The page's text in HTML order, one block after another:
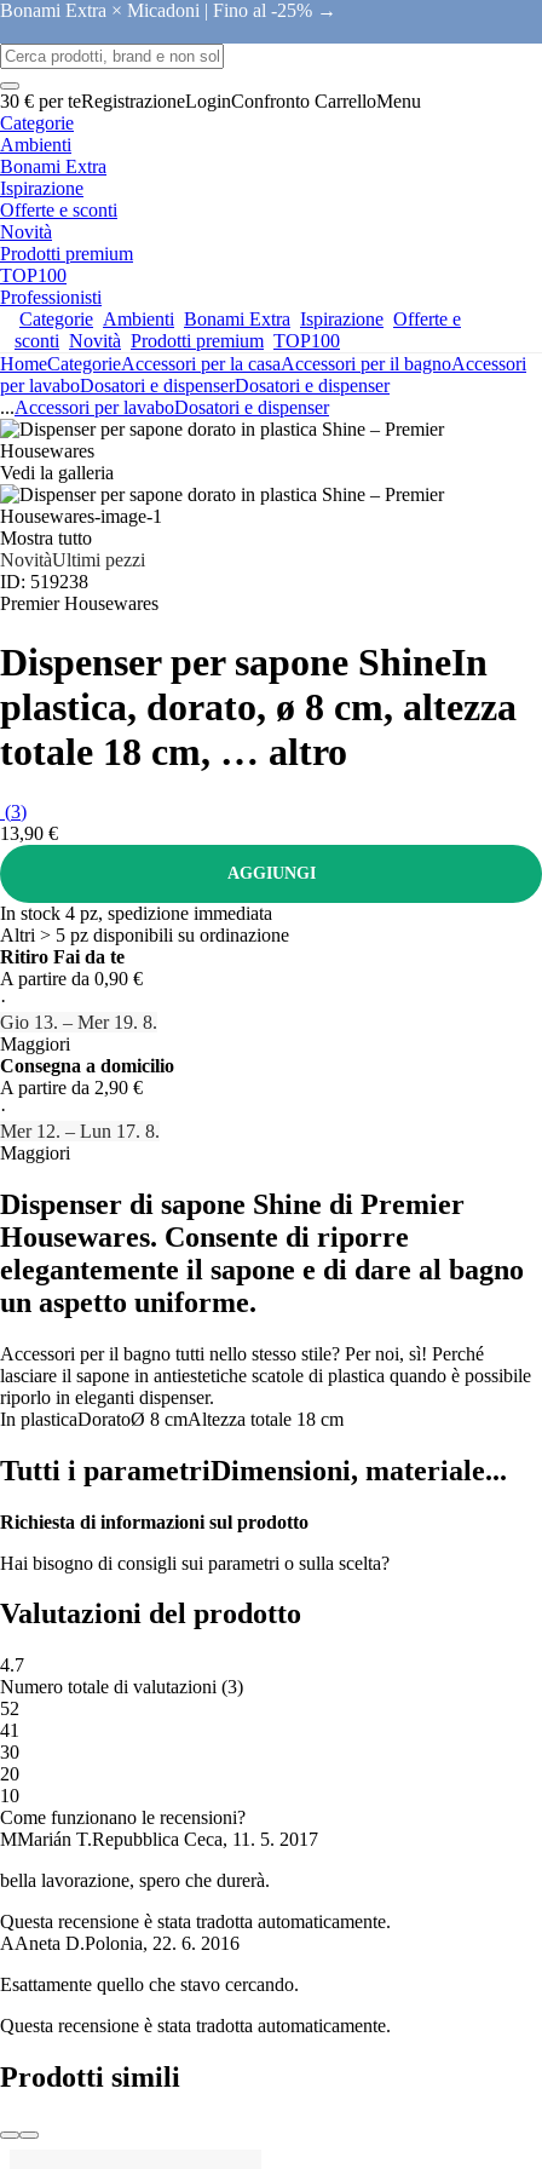
Bonami Extra × Micadoni | Fino al -25% →
30 € per teRegistrazioneLoginConfronto CarrelloMenu
Categorie
Ambienti
Bonami Extra
Ispirazione
Offerte e sconti
Novità
Prodotti premium
TOP100
Professionisti
Categorie Ambienti Bonami Extra Ispirazione Offerte e
sconti Novità Prodotti premium TOP100
HomeCategorieAccessori per la casaAccessori per il bagnoAccessori
per lavaboDosatori e dispenserDosatori e dispenser
...Accessori per lavaboDosatori e dispenser
Vedi la galleria
Mostra tutto
NovitàUltimi pezzi
ID: 519238
Premier Housewares
Dispenser per sapone ShineIn
plastica, dorato, ø 8 cm, altezza
totale 18 cm, … altro
(3)
13,90 €
AGGIUNGI
In stock 4 pz, spedizione immediata
Altri > 5 pz disponibili su ordinazione
Ritiro Fai da te
A partire da 0,90 €
·
Gio 13. – Mer 19. 8.
Maggiori
Consegna a domicilio
A partire da 2,90 €
·
Mer 12. – Lun 17. 8.
Maggiori
Dispenser di sapone Shine di Premier
Housewares. Consente di riporre
elegantemente il sapone e di dare al bagno
un aspetto uniforme.
Accessori per il bagno tutti nello stesso stile? Per noi, sì! Perché
lasciare il sapone in antiestetiche scatole di plastica quando è possibile
riporlo in eleganti dispenser.
In plasticaDoratoØ 8 cmAltezza totale 18 cm
Tutti i parametriDimensioni, materiale...
Richiesta di informazioni sul prodotto
Hai bisogno di consigli sui parametri o sulla scelta?
Valutazioni del prodotto
4.7
Numero totale di valutazioni (3)
52
41
30
20
10
Come funzionano le recensioni?
MMarián T.Repubblica Ceca, 11. 5. 2017
bella lavorazione, spero che durerà.
Questa recensione è stata tradotta automaticamente.
AAneta D.Polonia, 22. 6. 2016
Esattamente quello che stavo cercando.
Questa recensione è stata tradotta automaticamente.
Prodotti simili